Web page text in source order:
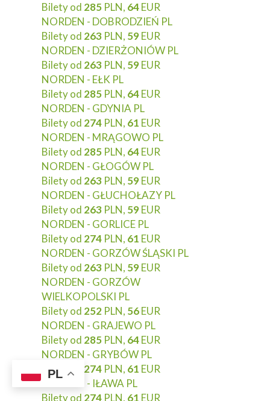
PL
Bilety od 285 PLN, 64EUR
NORDEN - DOBRODZIEŃ PL
Bilety od 263 PLN, 59EUR
NORDEN - DZIERŻONIÓW PL
Bilety od 263 PLN, 59EUR
NORDEN - EŁK PL
Bilety od 285 PLN, 64EUR
NORDEN - GDYNIA PL
Bilety od 274 PLN, 61 EUR
NORDEN - MRĄGOWO PL
Bilety od 285 PLN, 64EUR
NORDEN - GŁOGÓW PL
Bilety od 263 PLN, 59EUR
NORDEN - GŁUCHOŁAZY PL
Bilety od 263 PLN, 59EUR
NORDEN - GORLICE PL
Bilety od 274 PLN, 61 EUR
NORDEN - GORZÓW ŚLĄSKI PL
Bilety od 263 PLN, 59EUR
NORDEN - GORZÓW
WIELKOPOLSKI PL
Bilety od 252 PLN, 56EUR
NORDEN - GRAJEWO PL
Bilety od 285 PLN, 64EUR
NORDEN - GRYBÓW PL
Bilety od 274 PLN, 61 EUR
NORDEN - IŁAWA PL
Bilety od 274 PLN, 61 EUR